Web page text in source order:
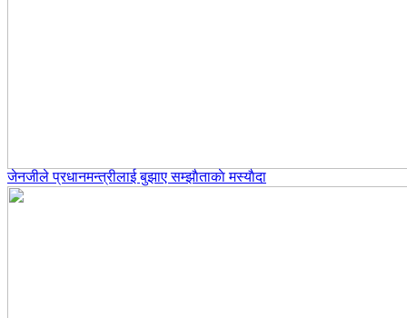
जेनजीले प्रधानमन्त्रीलाई बुझाए सम्झाैताकाे मस्याैदा